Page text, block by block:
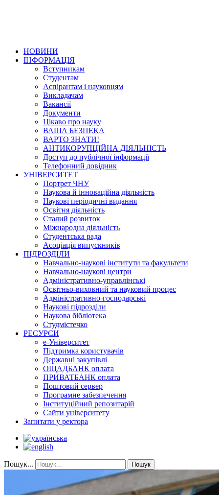
НОВИНИ
ІНФОРМАЦІЯ
Вступникам
Студентам
Аспірантам і науковцям
Викладачам
Вакансії
Документи
Цікаво про науку
ВАША БЕЗПЕКА
ВАРТО ЗНАТИ!
АНТИКОРУПЦІЙНА ДІЯЛЬНІСТЬ
Доступ до публічної інформації
Телефонний довідник
УНІВЕРСИТЕТ
Портрет ЧНУ
Наукова й інноваційна діяльність
Наукові періодичні видання
Освітня діяльність
Сталий розвиток
Міжнародна діяльність
Студентська рада
Асоціація випускників
ПІДРОЗДІЛИ
Навчально-наукові інститути та факультети
Навчально-наукові центри
Адміністративно-управлінські
Освітньо-виховний та науковий процес
Адміністративно-господарські
Наукові підрозділи
Наукова бібліотека
Студмістечко
РЕСУРСИ
е-Університет
Підтримка користувачів
Державні закупівлі
ОЩАДБАНК оплата
ПРИВАТБАНК оплата
Поштовий сервер
Програмне забезпечення
Інституційний репозитарій
Сайти університету
Запитати у ректора
Пошук... Пошук